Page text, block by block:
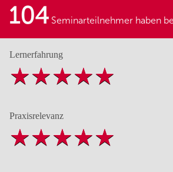
104 Seminarteilnehmer haben
Lernerfahrung
Praxisrelevanz